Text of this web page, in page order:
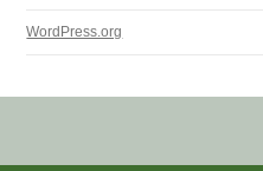
WordPress.org